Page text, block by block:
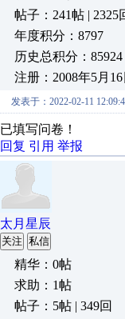
帖子：241帖 | 2325
年度积分：8797
历史总积分：85924
注册：2008年5月16
发表于：2022-02-11
已填写问卷！
回复 引用 举报
太月星辰
关注 私信
精华：0帖
求助：1帖
帖子：5帖 | 349回